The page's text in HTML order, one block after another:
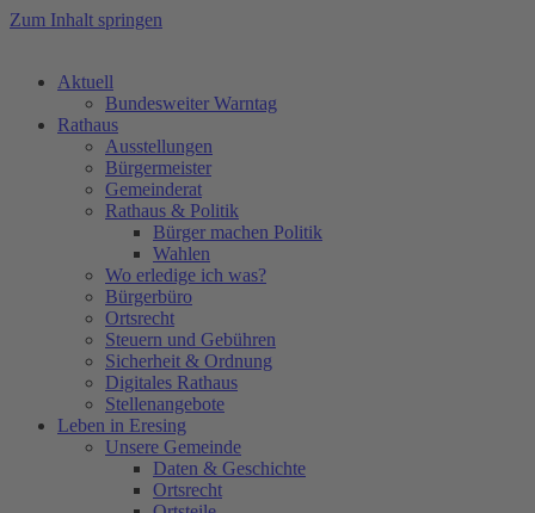
Zum Inhalt springen
Aktuell
Bundesweiter Warntag
Rathaus
Ausstellungen
Bürgermeister
Gemeinderat
Rathaus & Politik
Bürger machen Politik
Wahlen
Wo erledige ich was?
Bürgerbüro
Ortsrecht
Steuern und Gebühren
Sicherheit & Ordnung
Digitales Rathaus
Stellenangebote
Leben in Eresing
Unsere Gemeinde
Daten & Geschichte
Ortsrecht